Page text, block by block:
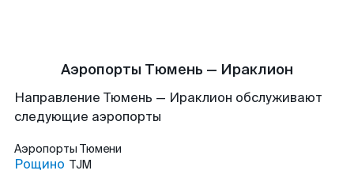
Аэропорты Тюмень — Ираклион
Направление Тюмень — Ираклион обслуживают
следующие аэропорты
Аэропорты Тюмени
Рощино TJM